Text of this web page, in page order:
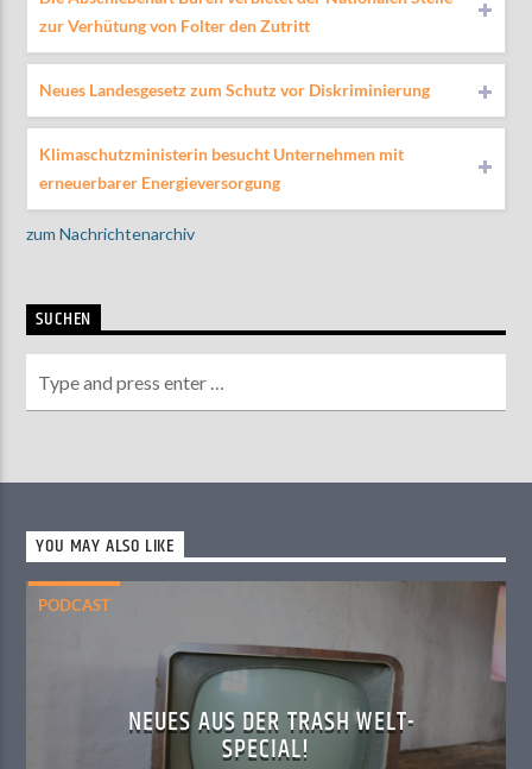
zur Verhütung von Folter den Zutritt
Neues Landesgesetz zum Schutz vor Diskriminierung
Klimaschutzministerin besucht Unternehmen mit
erneuerbarer Energieversorgung
zum Nachrichtenarchiv
SUCHEN
YOU MAY ALSO LIKE
PODCAST
NEUES AUS DER TRASH WELT-
SPECIAL!